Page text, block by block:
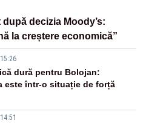
decizia Moody’s:
la creștere economică”
dură pentru Bolojan:
este într-o situație de forță